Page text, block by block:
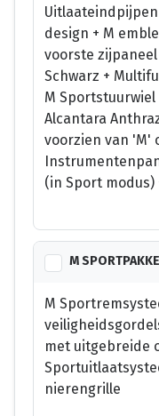
design + M
voorste
Schwarz +
M
Alcantara
voorzien van 'M'
(in Sport modus)
M
M
met uitgebreide
nierengrille